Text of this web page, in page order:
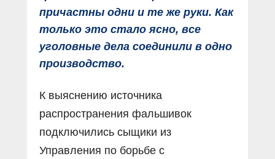
причастны одни и те же руки. Как
только это стало ясно, все
уголовные дела соединили в одно
производство.
К выяснению источника
распространения фальшивок
подключились сыщики из
Управления по борьбе с